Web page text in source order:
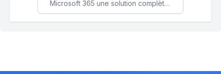
Microsoft 365 une solution complète qui booste votre productivité, renforce la sécurité de vos données et facilite la collaboration.